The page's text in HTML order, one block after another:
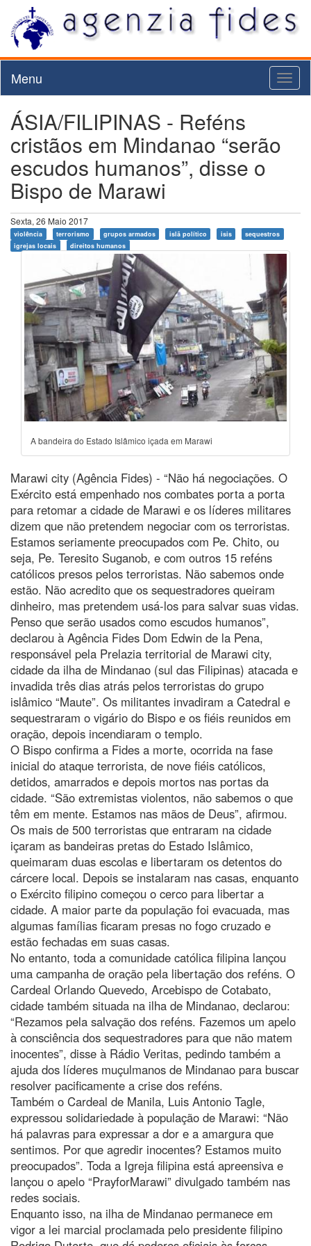
Menu
ÁSIA/FILIPINAS - Reféns
cristãos em Mindanao “serão
escudos humanos”, disse o
Bispo de Marawi
Sexta, 26 Maio 2017
violência terrorismo grupos armados islã político isis
sequestros
igrejas locais
direitos humanos
A bandeira do Estado Islâmico içada em Marawi
Marawi city (Agência Fides) - “Não há negociações. O
Exército está empenhado nos combates porta a porta
para retomar a cidade de Marawi e os líderes militares
dizem que não pretendem negociar com os terroristas.
Estamos seriamente preocupados com Pe. Chito, ou
seja, Pe. Teresito Suganob, e com outros 15 reféns
católicos presos pelos terroristas. Não sabemos onde
estão. Não acredito que os sequestradores queiram
dinheiro, mas pretendem usá-los para salvar suas vidas.
Penso que serão usados como escudos humanos”,
declarou à Agência Fides Dom Edwin de la Pena,
responsável pela Prelazia territorial de Marawi city,
cidade da ilha de Mindanao (sul das Filipinas) atacada e
invadida três dias atrás pelos terroristas do grupo
islâmico “Maute”. Os militantes invadiram a Catedral e
sequestraram o vigário do Bispo e os fiéis reunidos em
oração, depois incendiaram o templo.
O Bispo confirma a Fides a morte, ocorrida na fase
inicial do ataque terrorista, de nove fiéis católicos,
detidos, amarrados e depois mortos nas portas da
cidade. “São extremistas violentos, não sabemos o que
têm em mente. Estamos nas mãos de Deus”, afirmou.
Os mais de 500 terroristas que entraram na cidade
içaram as bandeiras pretas do Estado Islâmico,
queimaram duas escolas e libertaram os detentos do
cárcere local. Depois se instalaram nas casas, enquanto
o Exército filipino começou o cerco para libertar a
cidade. A maior parte da população foi evacuada, mas
algumas famílias ficaram presas no fogo cruzado e
estão fechadas em suas casas.
No entanto, toda a comunidade católica filipina lançou
uma campanha de oração pela libertação dos reféns. O
Cardeal Orlando Quevedo, Arcebispo de Cotabato,
cidade também situada na ilha de Mindanao, declarou:
“Rezamos pela salvação dos reféns. Fazemos um apelo
à consciência dos sequestradores para que não matem
inocentes”, disse à Rádio Veritas, pedindo também a
ajuda dos líderes muçulmanos de Mindanao para buscar
resolver pacificamente a crise dos reféns.
Também o Cardeal de Manila, Luis Antonio Tagle,
expressou solidariedade à população de Marawi: “Não
há palavras para expressar a dor e a amargura que
sentimos. Por que agredir inocentes? Estamos muito
preocupados”. Toda a Igreja filipina está apreensiva e
lançou o apelo “PrayforMarawi” divulgado também nas
redes sociais.
Enquanto isso, na ilha de Mindanao permanece em
vigor a lei marcial proclamada pelo presidente filipino